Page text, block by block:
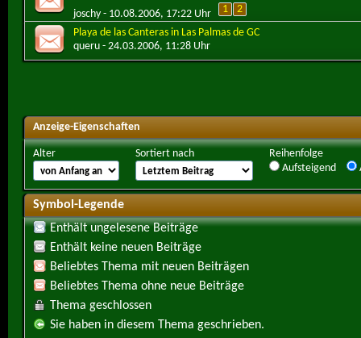
joschy - 10.08.2006, 17:22 Uhr 1
2
Playa de las Canteras in Las Palmas de GC
queru - 24.03.2006, 11:28 Uhr
Anzeige-Eigenschaften
Alter Sortiert nach
Reihenfolge
Aufsteigend
Symbol-Legende
Enthält ungelesene Beiträge
Enthält keine neuen Beiträge
Beliebtes Thema mit neuen Beiträgen
Beliebtes Thema ohne neue Beiträge
Thema geschlossen
Sie haben in diesem Thema geschrieben.